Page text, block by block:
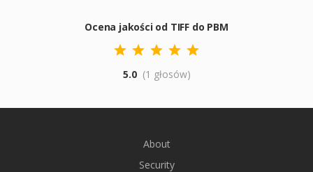
Ocena jakości od TIFF do PBM
5.0 (1 głosów)
About
Security